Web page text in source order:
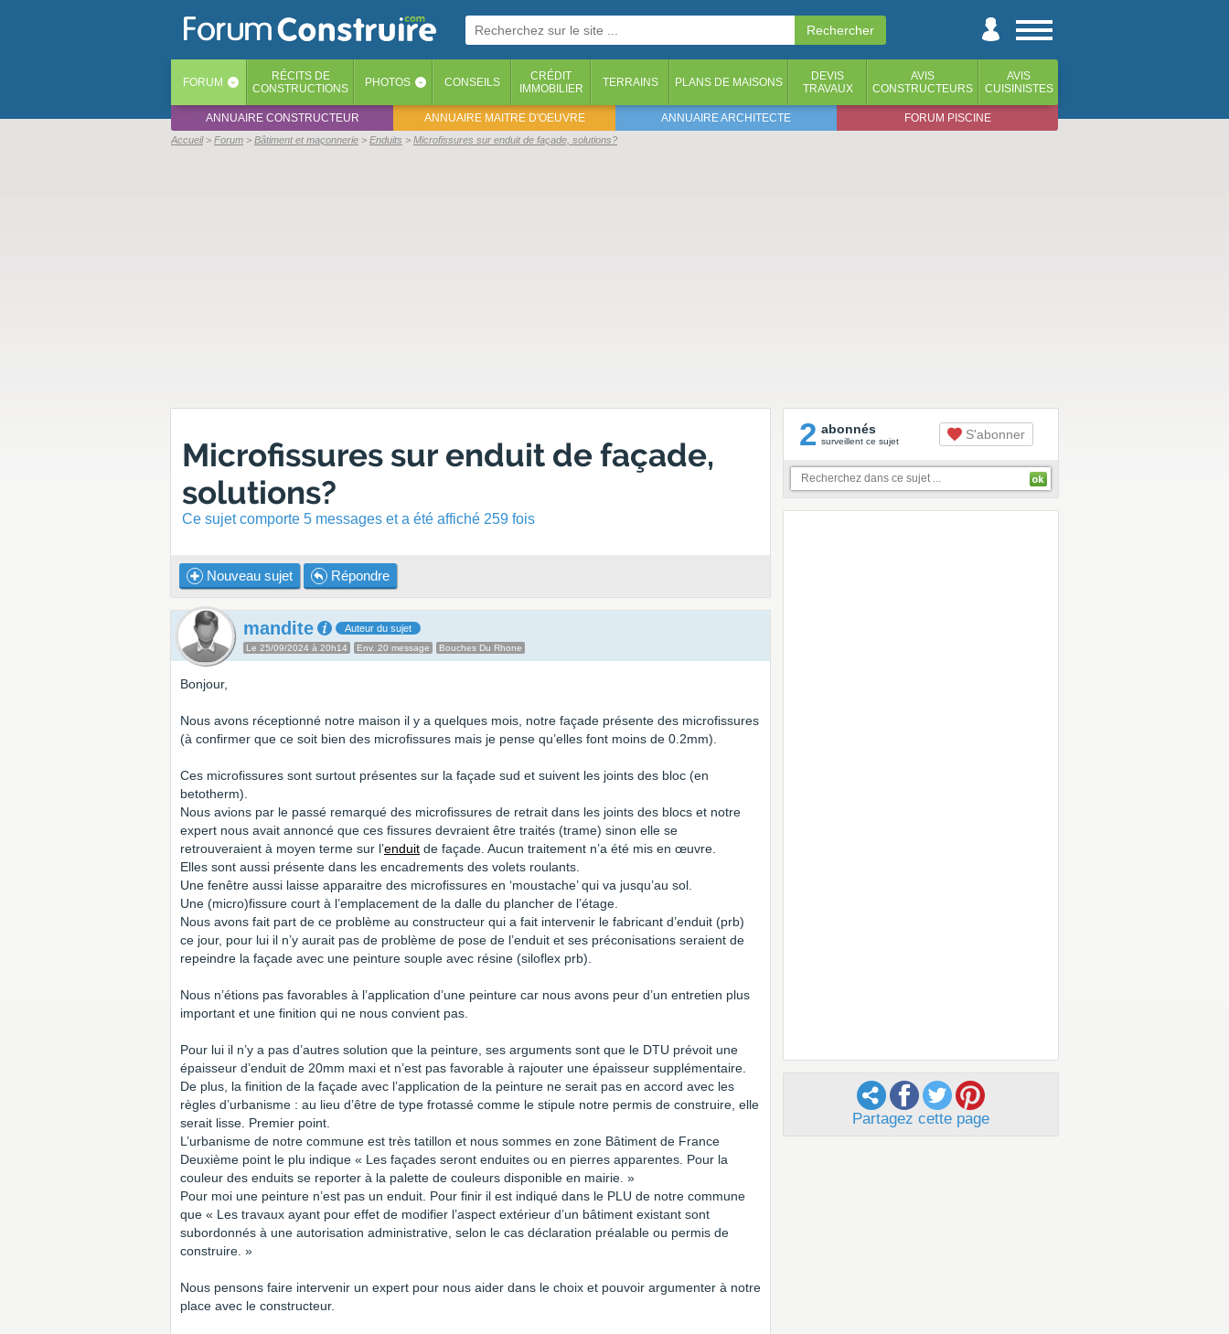
FORUM ‹ RÉCITS DE
CONSTRUCTIONS
PHOTOS ‹ CONSEILS
CRÉDIT
IMMOBILIER
TERRAINS PLANS DE MAISONS
DEVIS
TRAVAUX
AVIS
CONSTRUCTEURS
AVIS
CUISINISTES
ANNUAIRE CONSTRUCTEUR ANNUAIRE MAITRE D'OEUVRE ANNUAIRE ARCHITECTE FORUM PISCINE
Accueil Forum Bâtiment et maçonnerie Enduits Microfissures sur enduit de façade, solutions?
Microfissures sur enduit de façade,
solutions?
Ce sujet comporte 5 messages et a été affiché 259 fois
Nouveau sujet Répondre
mandite Auteur du sujet
Le 25/09/2024 à 20h14 Env. 20 message Bouches Du Rhone
Bonjour,
Nous avons réceptionné notre maison il y a quelques mois, notre façade présente des microfissures
(à confirmer que ce soit bien des microfissures mais je pense qu’elles font moins de 0.2mm).
Ces microfissures sont surtout présentes sur la façade sud et suivent les joints des bloc (en
betotherm).
Nous avions par le passé remarqué des microfissures de retrait dans les joints des blocs et notre
expert nous avait annoncé que ces fissures devraient être traités (trame) sinon elle se
retrouveraient à moyen terme sur l’enduit de façade. Aucun traitement n’a été mis en œuvre.
Elles sont aussi présente dans les encadrements des volets roulants.
Une fenêtre aussi laisse apparaitre des microfissures en ‘moustache’ qui va jusqu’au sol.
Une (micro)fissure court à l’emplacement de la dalle du plancher de l’étage.
Nous avons fait part de ce problème au constructeur qui a fait intervenir le fabricant d’enduit (prb)
ce jour, pour lui il n’y aurait pas de problème de pose de l’enduit et ses préconisations seraient de
repeindre la façade avec une peinture souple avec résine (siloflex prb).
Nous n’étions pas favorables à l’application d’une peinture car nous avons peur d’un entretien plus
important et une finition qui ne nous convient pas.
Pour lui il n’y a pas d’autres solution que la peinture, ses arguments sont que le DTU prévoit une
épaisseur d’enduit de 20mm maxi et n’est pas favorable à rajouter une épaisseur supplémentaire.
De plus, la finition de la façade avec l’application de la peinture ne serait pas en accord avec les
règles d’urbanisme : au lieu d’être de type frotassé comme le stipule notre permis de construire, elle
serait lisse. Premier point.
L’urbanisme de notre commune est très tatillon et nous sommes en zone Bâtiment de France
Deuxième point le plu indique « Les façades seront enduites ou en pierres apparentes. Pour la
couleur des enduits se reporter à la palette de couleurs disponible en mairie. »
Pour moi une peinture n’est pas un enduit. Pour finir il est indiqué dans le PLU de notre commune
que « Les travaux ayant pour effet de modifier l’aspect extérieur d’un bâtiment existant sont
subordonnés à une autorisation administrative, selon le cas déclaration préalable ou permis de
construire. »
Nous pensons faire intervenir un expert pour nous aider dans le choix et pouvoir argumenter à notre
place avec le constructeur.
2 abonnés
surveillent ce sujet S'abonner
Partagez cette page